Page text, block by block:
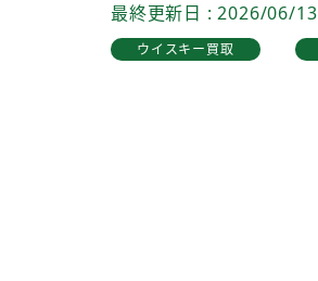
最終更新日 : 2026/06/13
ウイスキー買取